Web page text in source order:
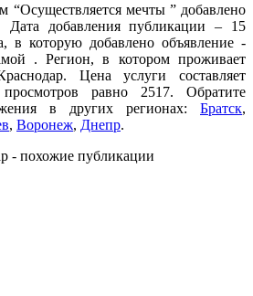
“Осуществляется мечты ” добавлено
Дата добавления публикации – 15
в которую добавлено объявление -
. Регион, в котором проживает
Цена услуги составляет
равно 2517. Обратите
в других регионах: Братск,
, Воронеж, Днепр.
- похожие публикации